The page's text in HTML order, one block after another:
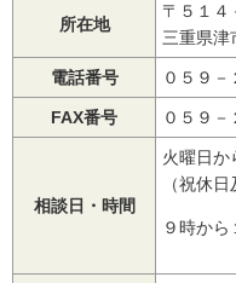
所在地
〒５１４
三重県
電話番号 ０５９
FAX番号 ０５９－
相談日・時間
火曜日か
（祝休
９時か